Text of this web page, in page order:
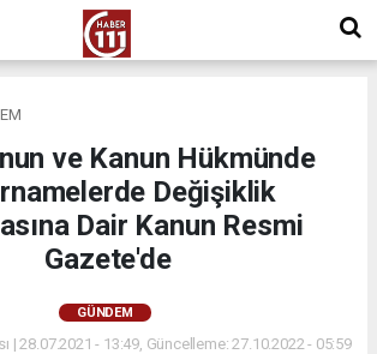
ve Kanun Hükmünde
Değişiklik
Dair Kanun Resmi
Gazete'de
GÜNDEM
| 28.07.2021 - 13:49, Güncelleme: 27.10.2022 - 05:59